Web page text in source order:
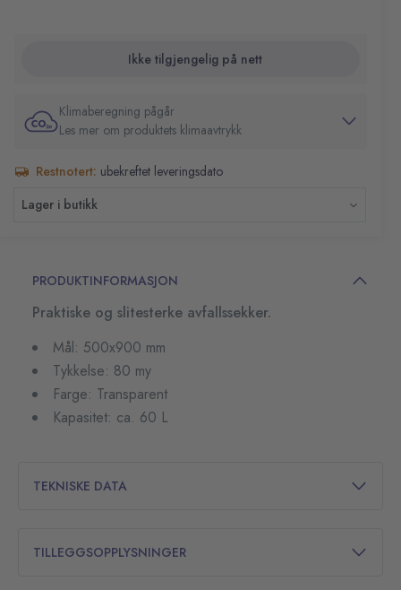
Ikke tilgjengelig på nett
Klimaberegning pågår
Les mer om produktets klimaavtrykk
Restnotert: ubekreftet leveringsdato
Lager i butikk
PRODUKTINFORMASJON
Praktiske og slitesterke avfallssekker.
Mål: 500x900 mm
Tykkelse: 80 my
Farge: Transparent
Kapasitet: ca. 60 L
TEKNISKE DATA
TILLEGGSOPPLYSNINGER